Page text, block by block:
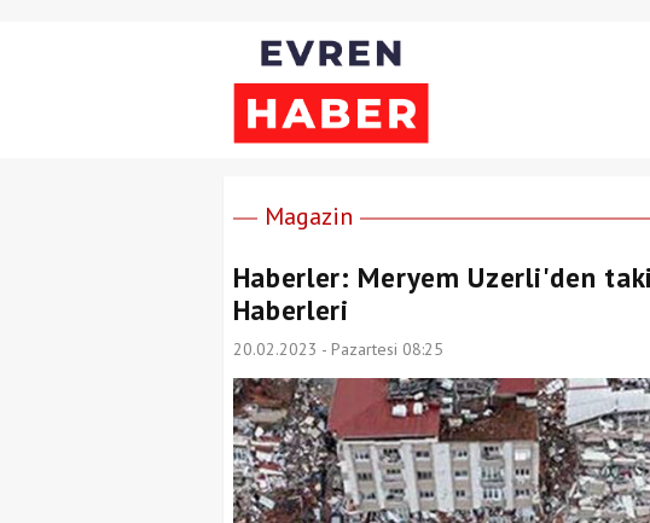
Magazin
Haberler: Meryem Uzerli'den
Haberleri
20.02.2023 - Pazartesi 08:25